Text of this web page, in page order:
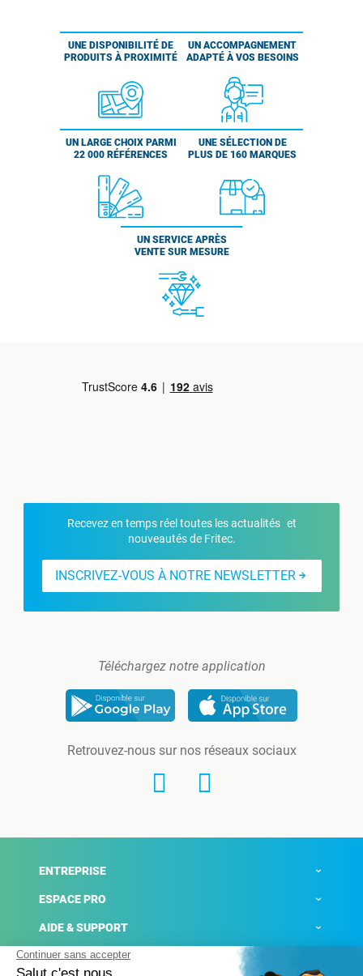
UNE DISPONIBILITÉ DE
PRODUITS À PROXIMITÉ
UN ACCOMPAGNEMENT
ADAPTÉ À VOS BESOINS
UN LARGE CHOIX PARMI
22 000 RÉFÉRENCES
UNE SÉLECTION DE
PLUS DE 160 MARQUES
UN SERVICE APRÈS
VENTE SUR MESURE
Recevez en temps réel toutes les actualités et
nouveautés de Fritec.
INSCRIVEZ-VOUS À NOTRE NEWSLETTER
Téléchargez notre application
Retrouvez-nous sur nos réseaux sociaux
ENTREPRISE
ESPACE PRO
AIDE & SUPPORT
ACTUALITÉS